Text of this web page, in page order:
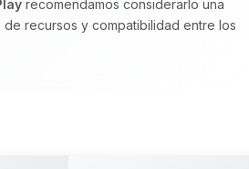
recomendamos considerarlo una
recursos y compatibilidad entre los